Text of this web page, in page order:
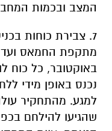
המצב ובכמות
7. צבירת כוחות
באוקטובר, כל כוח
נכנס באופן מידי
למגע. מהתחקיר
שהגיעו להילחם